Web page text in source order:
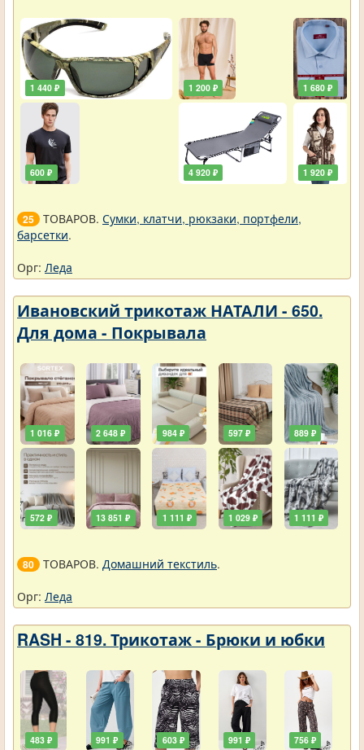
1 440 ₽
600 ₽
1 200 ₽
4 920 ₽
1 680 ₽
1 920 ₽
25 ТОВАРОВ. Сумки, клатчи, рюкзаки, портфели,
барсетки.
Орг: Леда
Ивановский трикотаж НАТАЛИ - 650.
Для дома - Покрывала
1 016 ₽
572 ₽
2 648 ₽
13 851 ₽
984 ₽
1 111 ₽
597 ₽
1 029 ₽
889 ₽
1 111 ₽
80 ТОВАРОВ. Домашний текстиль.
Орг: Леда
RASH - 819. Трикотаж - Брюки и юбки
483 ₽ 991 ₽ 603 ₽ 991 ₽ 756 ₽